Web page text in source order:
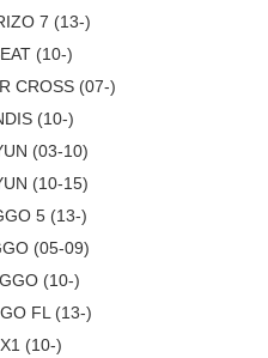
7 (13-)
(10-)
CROSS (07-)
(10-)
(03-10)
(10-15)
5 (13-)
(05-09)
(10-)
FL (13-)
(10-)